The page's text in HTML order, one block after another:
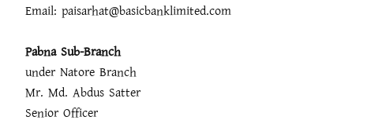
Email: paisarhat@basicbanklimited.com
Pabna Sub-Branch
under Natore Branch
Mr. Md. Abdus Satter
Senior Officer